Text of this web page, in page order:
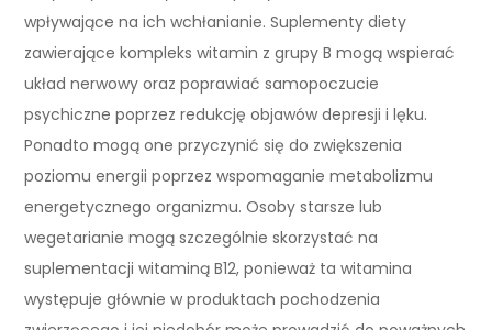
wpływające na ich wchłanianie. Suplementy diety
zawierające kompleks witamin z grupy B mogą wspierać
układ nerwowy oraz poprawiać samopoczucie
psychiczne poprzez redukcję objawów depresji i lęku.
Ponadto mogą one przyczynić się do zwiększenia
poziomu energii poprzez wspomaganie metabolizmu
energetycznego organizmu. Osoby starsze lub
wegetarianie mogą szczególnie skorzystać na
suplementacji witaminą B12, ponieważ ta witamina
występuje głównie w produktach pochodzenia